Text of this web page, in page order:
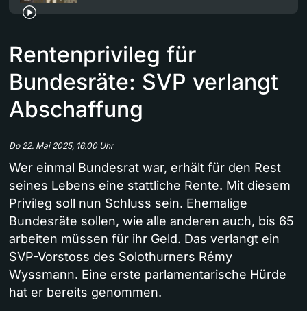
Rentenprivileg für
Bundesräte: SVP verlangt
Abschaffung
Do 22. Mai 2025, 16.00 Uhr
Wer einmal Bundesrat war, erhält für den Rest
seines Lebens eine stattliche Rente. Mit diesem
Privileg soll nun Schluss sein. Ehemalige
Bundesräte sollen, wie alle anderen auch, bis 65
arbeiten müssen für ihr Geld. Das verlangt ein
SVP-Vorstoss des Solothurners Rémy
Wyssmann. Eine erste parlamentarische Hürde
hat er bereits genommen.